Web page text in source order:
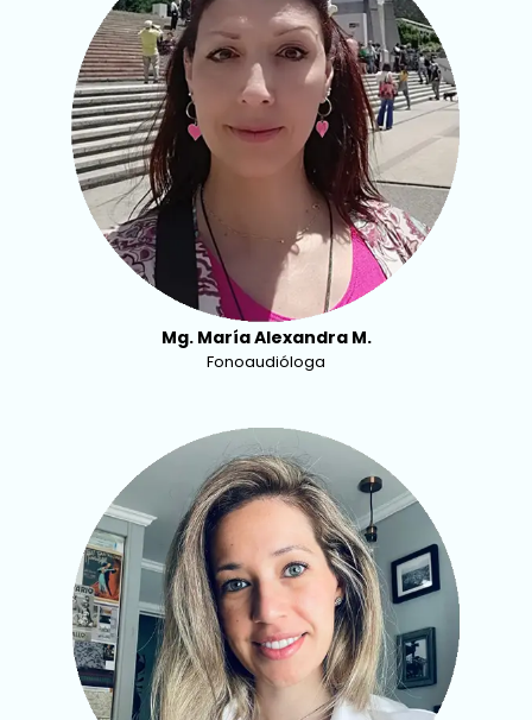
Mg. María Alexandra M.
Fonoaudióloga